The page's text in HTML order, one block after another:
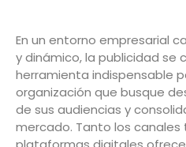
En un entorno empresarial
y dinámico, la publicidad se
herramienta indispensable
organización que busque
de sus audiencias y
mercado. Tanto los